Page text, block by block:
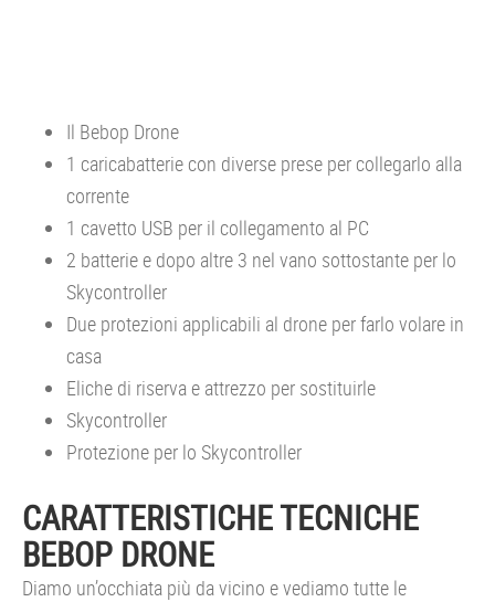
Il Bebop Drone
1 caricabatterie con diverse prese per collegarlo alla
corrente
1 cavetto USB per il collegamento al PC
2 batterie e dopo altre 3 nel vano sottostante per lo
Skycontroller
Due protezioni applicabili al drone per farlo volare in
casa
Eliche di riserva e attrezzo per sostituirle
Skycontroller
Protezione per lo Skycontroller
CARATTERISTICHE TECNICHE
BEBOP DRONE
Diamo un’occhiata più da vicino e vediamo tutte le